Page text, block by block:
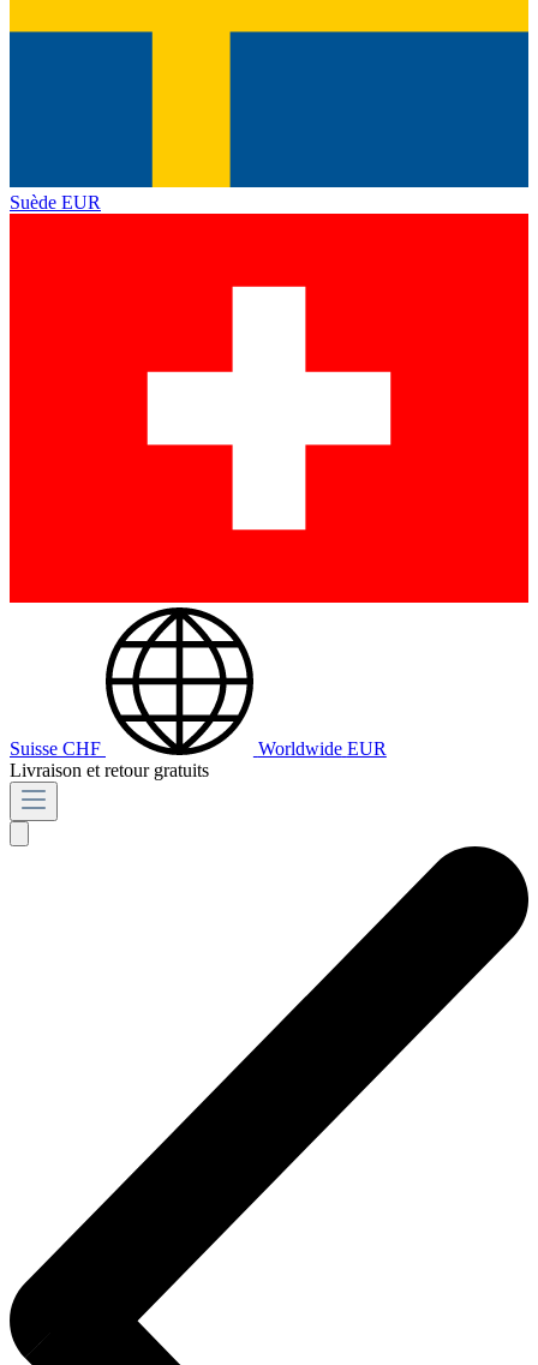
Suède EUR
Suisse CHF Worldwide EUR
Livraison et retour gratuits